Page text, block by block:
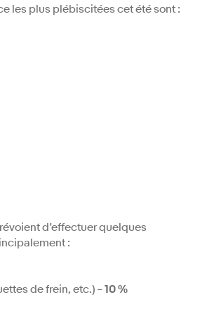
les plus plébiscitées cet été sont :
d’effectuer quelques
:
de frein, etc.) –10 %